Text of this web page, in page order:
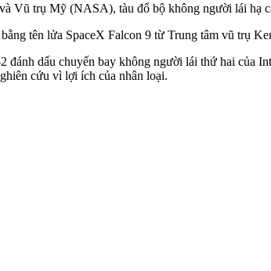
Vũ trụ Mỹ (NASA), tàu đổ bộ không người lái hạ
tên lửa SpaceX Falcon 9 từ Trung tâm vũ trụ
đánh dấu chuyến bay không người lái thứ hai của
cứu vì lợi ích của nhân loại.